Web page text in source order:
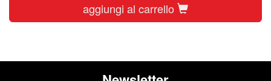
aggiungi al carrello